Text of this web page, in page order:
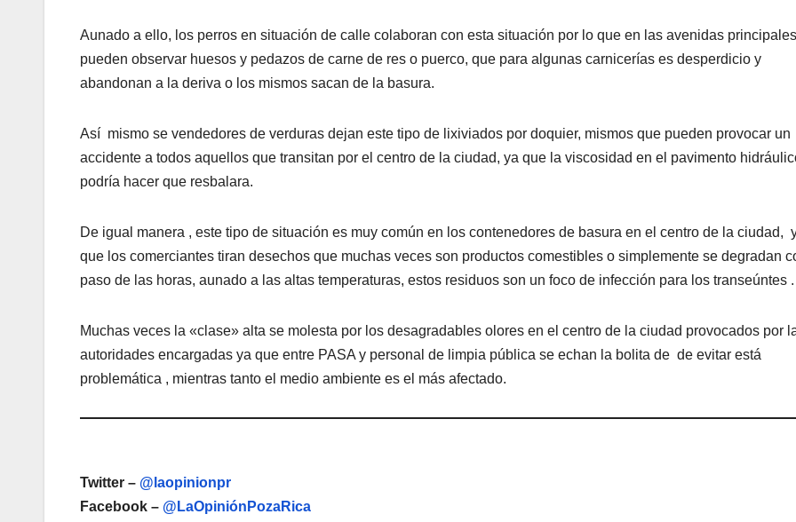
Aunado a ello, los perros en situación de calle colaboran con esta situación por lo que en las avenidas
pueden observar huesos y pedazos de carne de res o puerco, que para algunas carnicerías es desperdicio y
abandonan a la deriva o los mismos sacan de la basura.
Así mismo se vendedores de verduras dejan este tipo de lixiviados por doquier, mismos que pueden provocar un
accidente a todos aquellos que transitan por el centro de la ciudad, ya que la viscosidad en el pavimento
podría hacer que resbalara.
De igual manera , este tipo de situación es muy común en los contenedores de basura en el centro de la ciudad,
que los comerciantes tiran desechos que muchas veces son productos comestibles o simplemente se degradan
paso de las horas, aunado a las altas temperaturas, estos residuos son un foco de infección para los transeúntes .
Muchas veces la «clase» alta se molesta por los desagradables olores en el centro de la ciudad provocados por
autoridades encargadas ya que entre PASA y personal de limpia pública se echan la bolita de de evitar está
problemática , mientras tanto el medio ambiente es el más afectado.
Twitter – @laopinionpr
Facebook – @LaOpiniónPozaRica